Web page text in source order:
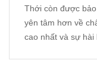
Thới còn được
yên tâm hơn về
cao nhất và sự hài